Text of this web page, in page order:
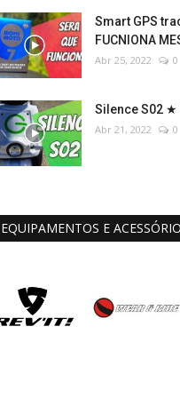
Smart GPS
FUCNIONA
Abr 25, 2022 0
Silence S02 ★
Abr 21, 2022 0
EQUIPAMENTOS E